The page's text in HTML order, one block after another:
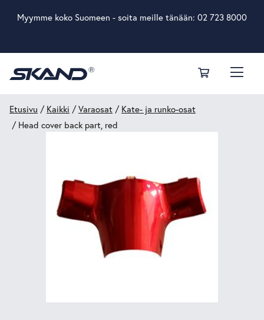
Myymme koko Suomeen - soita meille tänään: 02 723 8000
Etusivu / Kaikki /Varaosat / Kate- ja runko-osat
/ Head cover back part, red